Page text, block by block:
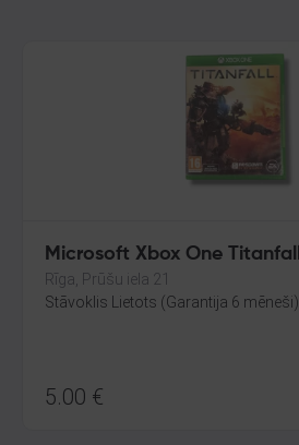
Microsoft Xbox One Titanfall
Rīga, Prūšu iela 21
Stāvoklis Lietots (Garantija 6 mēneši)
5.00 €